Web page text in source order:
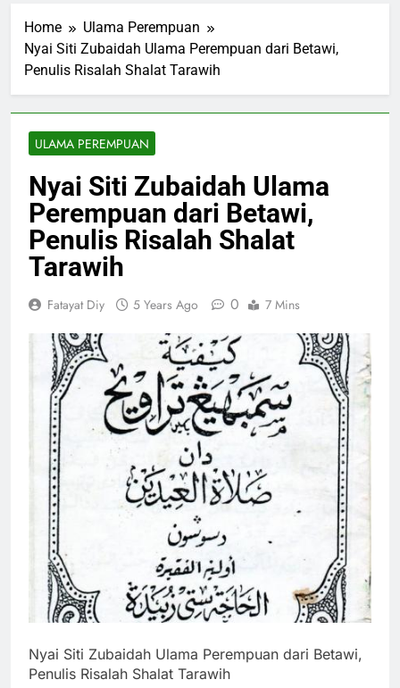
Home
Ulama Perempuan
Nyai Siti Zubaidah Ulama Perempuan dari Betawi,
Penulis Risalah Shalat Tarawih
ULAMA PEREMPUAN
Nyai Siti Zubaidah Ulama
Perempuan dari Betawi,
Penulis Risalah Shalat
Tarawih
Fatayat Diy 5 Years Ago 0 7 Mins
Nyai Siti Zubaidah Ulama Perempuan dari Betawi,
Penulis Risalah Shalat Tarawih